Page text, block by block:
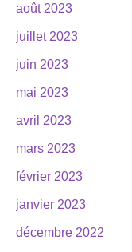
août 2023
juillet 2023
juin 2023
mai 2023
avril 2023
mars 2023
février 2023
janvier 2023
décembre 2022